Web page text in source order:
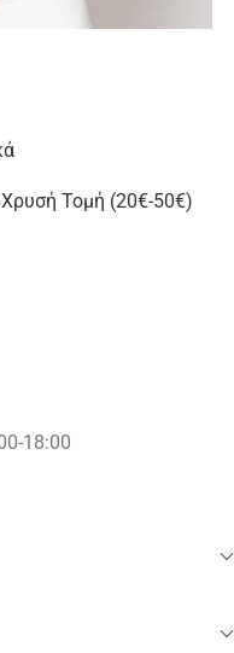
Τομή (20€-50€)
18:00